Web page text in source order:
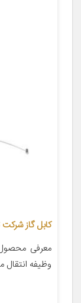
کابل گاز شرکت تکنو کابل
معرفی محصول
وظیفه انتقال